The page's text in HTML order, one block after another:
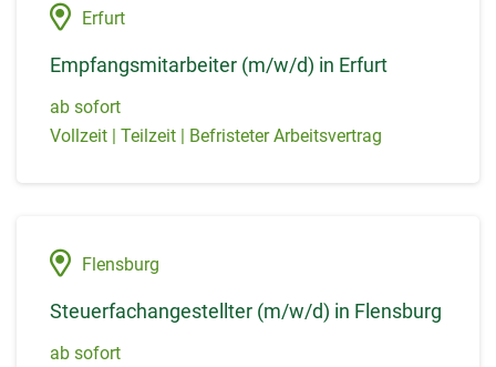
Erfurt
Empfangsmitarbeiter (m/w/d) in Erfurt
ab sofort
Vollzeit | Teilzeit | Befristeter Arbeitsvertrag
Flensburg
Steuerfachangestellter (m/w/d) in Flensburg
ab sofort